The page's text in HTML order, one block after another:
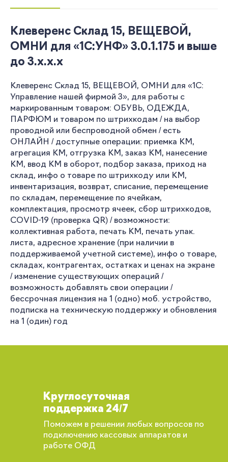
Клеверенс Склад 15, ВЕЩЕВОЙ,
ОМНИ для «1С:УНФ» 3.0.1.175 и выше
до 3.x.x.x
Клеверенс Склад 15, ВЕЩЕВОЙ, ОМНИ для «1С:
Управление нашей фирмой 3», для работы с
маркированным товаром: ОБУВЬ, ОДЕЖДА,
ПАРФЮМ и товаром по штрихкодам / на выбор
проводной или беспроводной обмен / есть
ОНЛАЙН / доступные операции: приемка КМ,
агрегация КМ, отгрузка КМ, заказ КМ, нанесение
КМ, ввод КМ в оборот, подбор заказа, приход на
склад, инфо о товаре по штрихкоду или КМ,
инвентаризация, возврат, списание, перемещение
по складам, перемещение по ячейкам,
комплектация, просмотр ячеек, сбор штрихкодов,
COVID-19 (проверка QR) / возможности:
коллективная работа, печать КМ, печать упак.
листа, адресное хранение (при наличии в
поддерживаемой учетной системе), инфо о товаре,
складах, контрагентах, остатках и ценах на экране
/ изменение существующих операций /
возможность добавлять свои операции /
бессрочная лицензия на 1 (одно) моб. устройство,
подписка на техническую поддержку и обновления
на 1 (один) год
Круглосуточная
поддержка 24/7
Поможем в решении любых вопросов по
подключению кассовых аппаратов и
работе ОФД